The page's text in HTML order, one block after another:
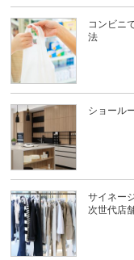
コンビニ
法
ショール
サイネー
次世代店